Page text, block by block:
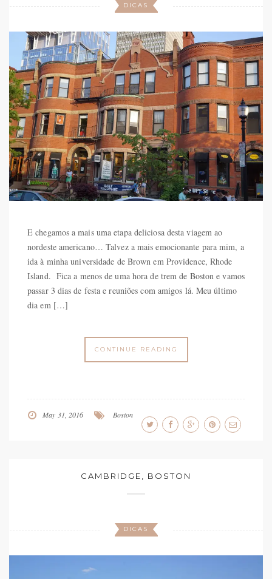
DICAS
E chegamos a mais uma etapa deliciosa desta viagem ao
nordeste americano… Talvez a mais emocionante para mim, a
ida à minha universidade de Brown em Providence, Rhode
Island. Fica a menos de uma hora de trem de Boston e vamos
passar 3 dias de festa e reuniões com amigos lá. Meu último
dia em […]
CONTINUE READING
May 31, 2016 Boston
CAMBRIDGE, BOSTON
DICAS